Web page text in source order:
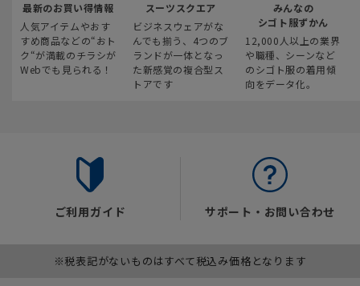
最新のお買い得情報
人気アイテムやおす
すめ商品などの“おト
ク“が満載のチラシが
Webでも見られる！
スーツスクエア
ビジネスウェアがな
んでも揃う、4つのブ
ランドが一体となっ
た新感覚の複合型ス
トアです
みんなの
シゴト服ずかん
12,000人以上の業界
や職種、シーンなど
のシゴト服の着用傾
向をデータ化。
ご利用ガイド サポート・お問い合わせ
※税表記がないものはすべて税込み価格となります